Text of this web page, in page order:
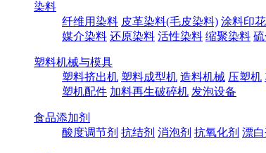
染料
纤维用染料 皮革染料(毛皮染料) 涂料印
媒介染料 还原染料 活性染料 缩聚染料
塑料机械与模具
塑料挤出机 塑料成型机 造料机械 压塑机
塑机配件 加料再生破碎机 发泡设备
食品添加剂
酸度调节剂 抗结剂 消泡剂 抗氧化剂 漂白